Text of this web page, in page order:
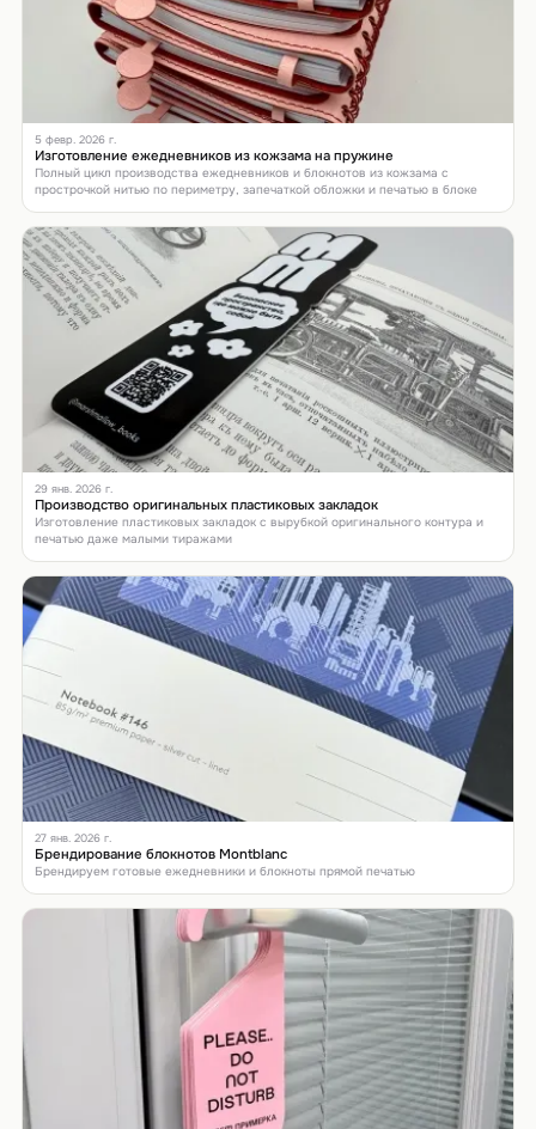
5 февр. 2026 г.
Изготовление ежедневников из кожзама на пружине
Полный цикл производства ежедневников и блокнотов из кожзама с
прострочкой нитью по периметру, запечаткой обложки и печатью в блоке
29 янв. 2026 г.
Производство оригинальных пластиковых закладок
Изготовление пластиковых закладок с вырубкой оригинального контура и
печатью даже малыми тиражами
27 янв. 2026 г.
Брендирование блокнотов Montblanc
Брендируем готовые ежедневники и блокноты прямой печатью